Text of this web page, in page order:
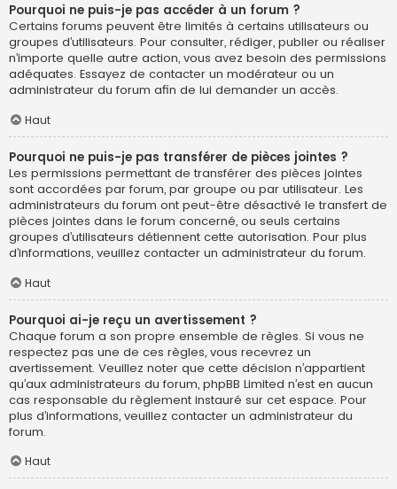
Pourquoi ne puis-je pas accéder à un forum ?
Certains forums peuvent être limités à certains utilisateurs ou
groupes d’utilisateurs. Pour consulter, rédiger, publier ou réaliser
n’importe quelle autre action, vous avez besoin des permissions
adéquates. Essayez de contacter un modérateur ou un
administrateur du forum afin de lui demander un accès.
Haut
Pourquoi ne puis-je pas transférer de pièces jointes ?
Les permissions permettant de transférer des pièces jointes
sont accordées par forum, par groupe ou par utilisateur. Les
administrateurs du forum ont peut-être désactivé le transfert de
pièces jointes dans le forum concerné, ou seuls certains
groupes d’utilisateurs détiennent cette autorisation. Pour plus
d’informations, veuillez contacter un administrateur du forum.
Haut
Pourquoi ai-je reçu un avertissement ?
Chaque forum a son propre ensemble de règles. Si vous ne
respectez pas une de ces règles, vous recevrez un
avertissement. Veuillez noter que cette décision n’appartient
qu’aux administrateurs du forum, phpBB Limited n’est en aucun
cas responsable du règlement instauré sur cet espace. Pour
plus d’informations, veuillez contacter un administrateur du
forum.
Haut